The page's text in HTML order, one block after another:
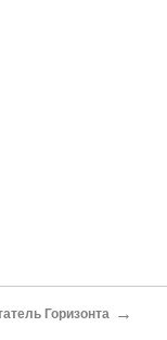
Горизонта →